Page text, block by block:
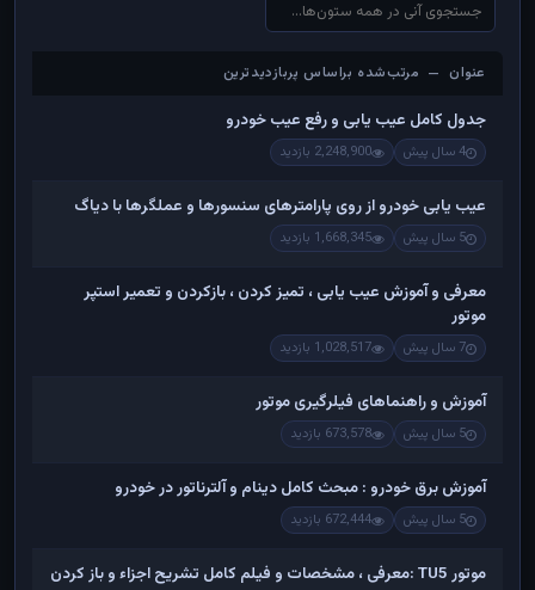
عنوان — مرتب‌شده براساس پربازدیدترین
عنوان — مرتب‌شده براساس پربازدیدترین
جدول کامل عیب یابی و رفع عیب خودرو
4 سال پیش 2,248,900 بازدید
عیب یابی خودرو از روی پارامترهای سنسورها و عملگرها با دیاگ
5 سال پیش 1,668,345 بازدید
معرفی و آموزش عیب یابی ، تمیز کردن ، بازکردن و تعمیر استپر
موتور
7 سال پیش 1,028,517 بازدید
آموزش و راهنماهای فیلرگیری موتور
5 سال پیش 673,578 بازدید
آموزش برق خودرو : مبحث کامل دینام و آلترناتور در خودرو
5 سال پیش 672,444 بازدید
موتور TU5 :معرفی ، مشخصات و فیلم کامل تشریح اجزاء و باز کردن